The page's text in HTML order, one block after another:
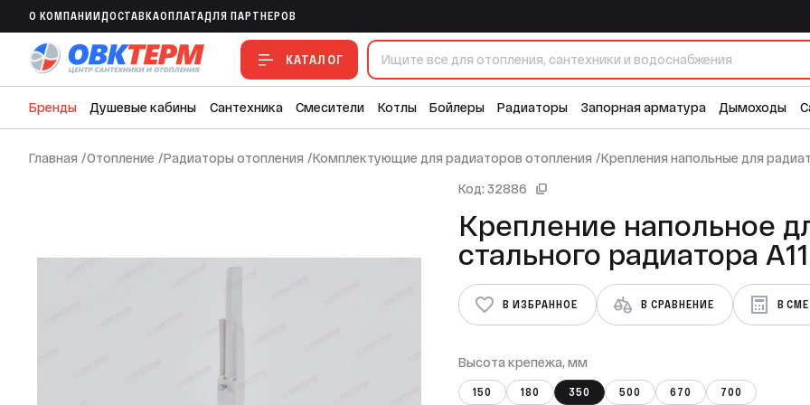
O КОМПАНИИ ДОСТАВКАОПЛАТАДЛЯ ПАРТНЕРОВ
КАТАЛОГ
Бренды Душевые кабины Сантехника Смесители Котлы Бойлеры Радиаторы Запорная арматура Дымоходы
Главная /Отопление /Радиаторы отопления /Комплектующие для радиаторов отопления /Крепления напольные для
Код: 32886
Крепление напольное
стального радиатора
В ИЗБРАННОЕ В СРАВНЕНИЕ В
Высота крепежа, мм
150 180 350 500 670 700
Крепление напольное для стального радиатора А11.21
В ИЗБРАННОЕ В СРАВНЕНИЕ В СМЕТУ